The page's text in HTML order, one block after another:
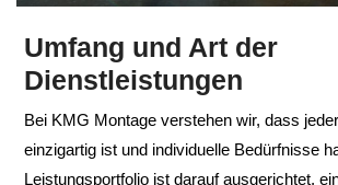
Umfang und Art der
Dienstleistungen
Bei KMG Montage verstehen wir, dass
einzigartig ist und individuelle Bedürfnisse
Leistungsportfolio ist darauf ausgerichtet,